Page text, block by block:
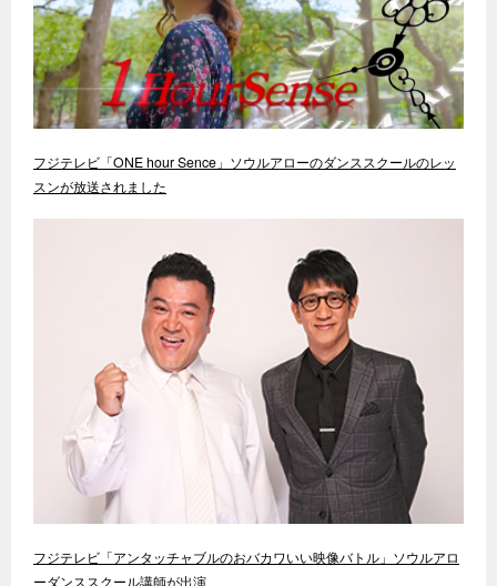
フジテレビ「ONE hour Sence」ソウルアローのダンススクールのレッ
スンが放送されました
フジテレビ「アンタッチャブルのおバカワいい映像バトル」ソウルアロ
ーダンススクール講師が出演